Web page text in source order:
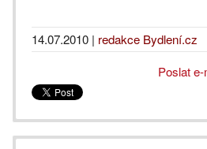
14.07.2010 | redakce Bydlení.cz
Poslat